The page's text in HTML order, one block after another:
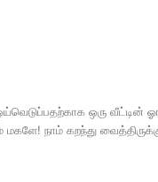
ஒரு வீட்டின்
மகளே! நாம் கறந்து